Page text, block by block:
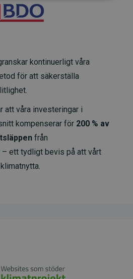
kontinuerligt våra
för att säkerställa
att våra investeringar i
kompenserar för 200 % av
från
ett tydligt bevis på att vårt